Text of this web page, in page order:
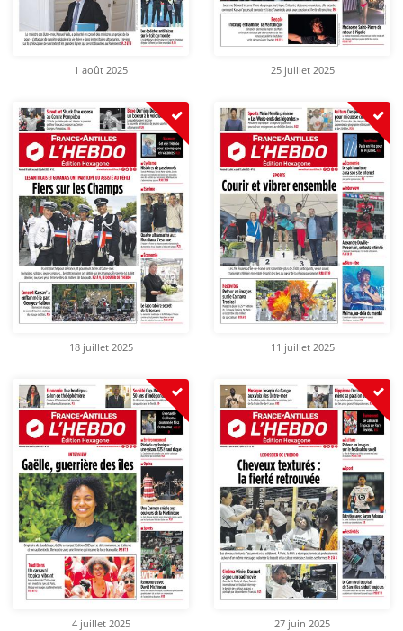
1 août 2025 25 juillet 2025
18 juillet 2025 11 juillet 2025
4 juillet 2025 27 juin 2025